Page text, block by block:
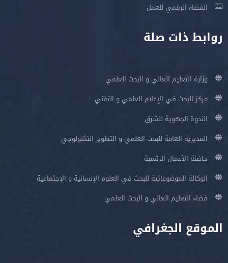
الفضاء الرقمي للعمل
روابط ذات صلة
وزارة التعليم العالي و البحث العلمي
مركز البحث في الإعلام العلمي و التقني
الندوة الجهوية للشرق
المديرية العامة للبحث العلمي و التطوير التكنولوجي
حاضنة الأعمال الرقمية
الوكالة الموضوعاتية للبحث في العلوم الإنسانية و الإجتماعية
فضاء التعليم العالي و البحث العلمي
الموقع الجغرافي